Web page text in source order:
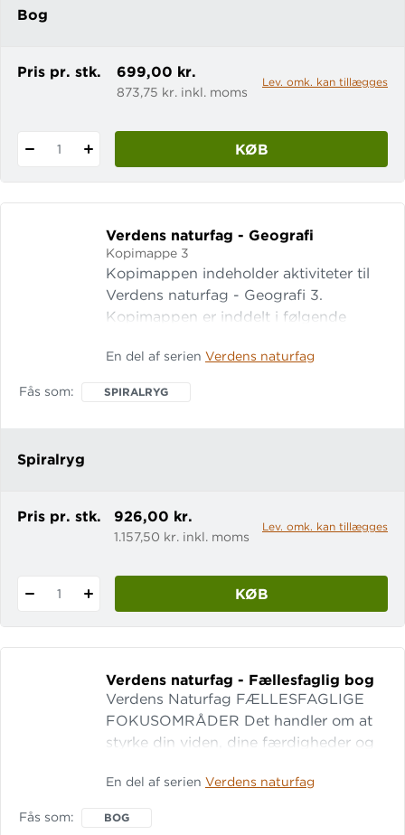
Bog
Pris pr. stk. 699,00 kr.
873,75 kr. inkl. moms
Lev. omk. kan tillægges
1 KØB
Verdens naturfag - Geografi
Kopimappe 3
Kopimappen indeholder aktiviteter til
Verdens naturfag - Geografi 3.
Kopimappen er inddelt i følgende
polarområdet Oprindelige folk i
En del af serien Verdens naturfag
Fås som SPIRALRYG
Spiralryg
Pris pr. stk. 926,00 kr.
1.157,50 kr. inkl. moms
Lev. omk. kan tillægges
1 KØB
Verdens naturfag - Fællesfaglig bog
Verdens Naturfag FÆLLESFAGLIGE
FOKUSOMRÅDER Det handler om at
styrke din viden, dine færdigheder og
lære om, hvordan de tre naturfag,
En del af serien Verdens naturfag
Fås som BOG